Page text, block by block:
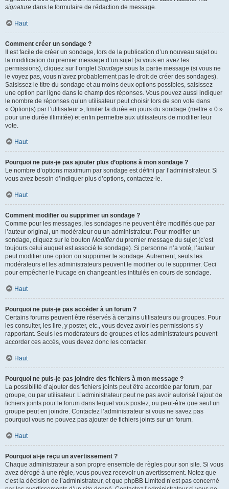
signature dans le formulaire de rédaction de message.
Haut
Comment créer un sondage ?
Il est facile de créer un sondage, lors de la publication d’un nouveau sujet ou
la modification du premier message d’un sujet (si vous en avez les
permissions), cliquez sur l’ongletSondage sous la partie message (si vous ne
le voyez pas, vous n’avez probablement pas le droit de créer des sondages).
Saisissez le titre du sondage et au moins deux options possibles, saisissez
une option par ligne dans le champ des réponses. Vous pouvez aussi indiquer
le nombre de réponses qu’un utilisateur peut choisir lors de son vote dans
« Option(s) par l’utilisateur », limiter la durée en jours du sondage (mettre « 0 »
pour une durée illimitée) et enfin permettre aux utilisateurs de modifier leur
vote.
Haut
Pourquoi ne puis-je pas ajouter plus d’options à mon sondage ?
Le nombre d’options maximum par sondage est défini par l’administrateur. Si
vous avez besoin d’indiquer plus d’options, contactez-le.
Haut
Comment modifier ou supprimer un sondage ?
Comme pour les messages, les sondages ne peuvent être modifiés que par
l’auteur original, un modérateur ou un administrateur. Pour modifier un
sondage, cliquez sur le bouton Modifierdu premier message du sujet (c’est
toujours celui auquel est associé le sondage). Si personne n’a voté, l’auteur
peut modifier une option ou supprimer le sondage. Autrement, seuls les
modérateurs et les administrateurs peuvent le modifier ou le supprimer. Ceci
pour empêcher le trucage en changeant les intitulés en cours de sondage.
Haut
Pourquoi ne puis-je pas accéder à un forum ?
Certains forums peuvent être réservés à certains utilisateurs ou groupes. Pour
les consulter, les lire, y poster, etc., vous devez avoir les permissions s’y
rapportant. Seuls les modérateurs de groupes et les administrateurs peuvent
accorder ces accès, vous devez donc les contacter.
Haut
Pourquoi ne puis-je pas joindre des fichiers à mon message ?
La possibilité d’ajouter des fichiers joints peut être accordée par forum, par
groupe, ou par utilisateur. L’administrateur peut ne pas avoir autorisé l’ajout de
fichiers joints pour le forum dans lequel vous postez, ou peut-être que seul un
groupe peut en joindre. Contactez l’administrateur si vous ne savez pas
pourquoi vous ne pouvez pas ajouter de fichiers joints sur un forum.
Haut
Pourquoi ai-je reçu un avertissement ?
Chaque administrateur a son propre ensemble de règles pour son site. Si vous
avez dérogé à une règle, vous pouvez recevoir un avertissement. Notez que
c’est la décision de l’administrateur, et que phpBB Limited n’est pas concerné